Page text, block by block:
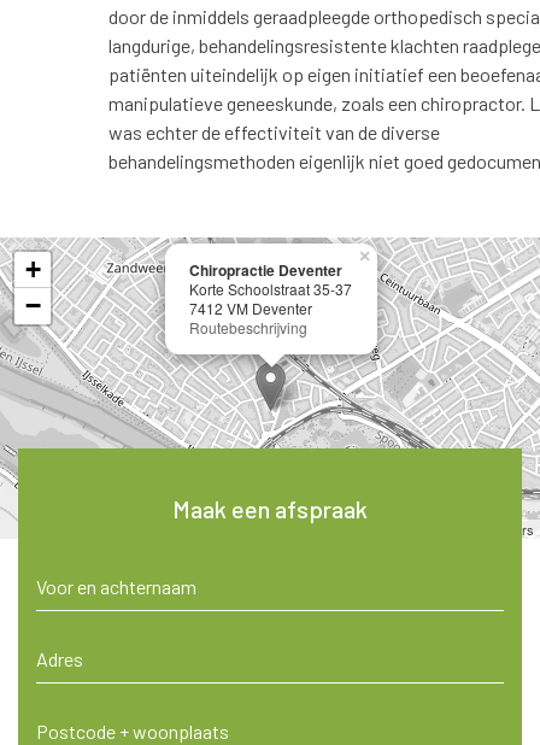
door de inmiddels geraadpleegde orthopedisch
langdurige, behandelingsresistente klachten
patiënten uiteindelijk op eigen initiatief een
manipulatieve geneeskunde, zoals een chiropractor.
was echter de effectiviteit van de diverse
behandelingsmethoden eigenlijk niet goed
Chiropractie Deventer
Korte Schoolstraat 35-37
7412 VM Deventer
Routebeschrijving
×
+
−
Leaflet contributors
Maak een afspraak